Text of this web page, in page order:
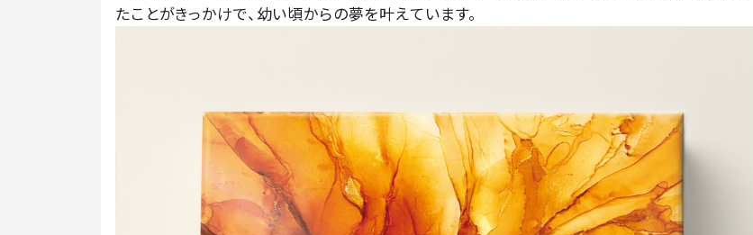
たことがきっかけで、幼い頃からの夢を叶えています。